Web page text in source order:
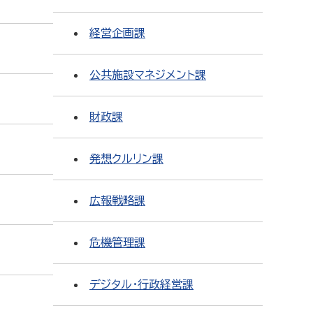
経営企画課
公共施設マネジメント課
財政課
発想クルリン課
広報戦略課
危機管理課
デジタル・行政経営課